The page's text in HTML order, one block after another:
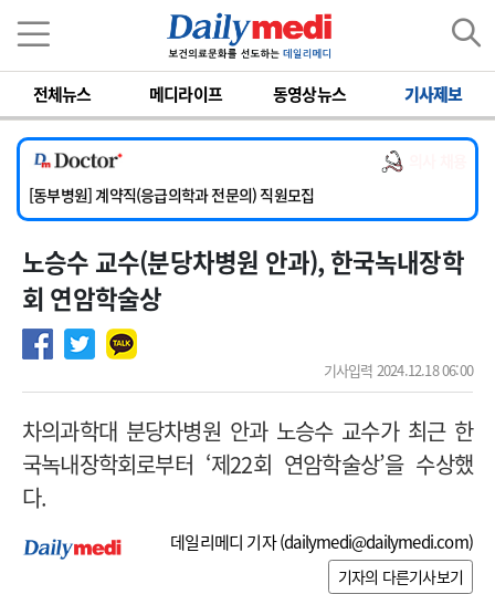
전체뉴스 메디라이프 동영상뉴스 기사제보
[서울아산병원] 2026년 하반기 인턴 모집
[영남대학교의료원] 마취통증의학과 임기제 임상의사 채용
[충남대학교병원] 소아청소년과(소아응급전담) 계약직 의사 공개채용
[동부병원] 계약직(응급의학과 전문의) 직원모집
[이대목동병원] 하반기 전공의(레지던트1년차) 모집
[서울아산병원] 2026년 하반기 인턴 모집
[영남대학교의료원] 마취통증의학과 임기제 임상의사 채용
노승수 교수(분당차병원 안과), 한국녹내장학
회 연암학술상
기사입력 2024.12.18 06:00
차의과학대 분당차병원 안과 노승수 교수가 최근 한
국녹내장학회로부터 ‘제22회 연암학술상’을 수상했
다.
데일리메디 기자 (dailymedi@dailymedi.com)
기자의 다른기사보기